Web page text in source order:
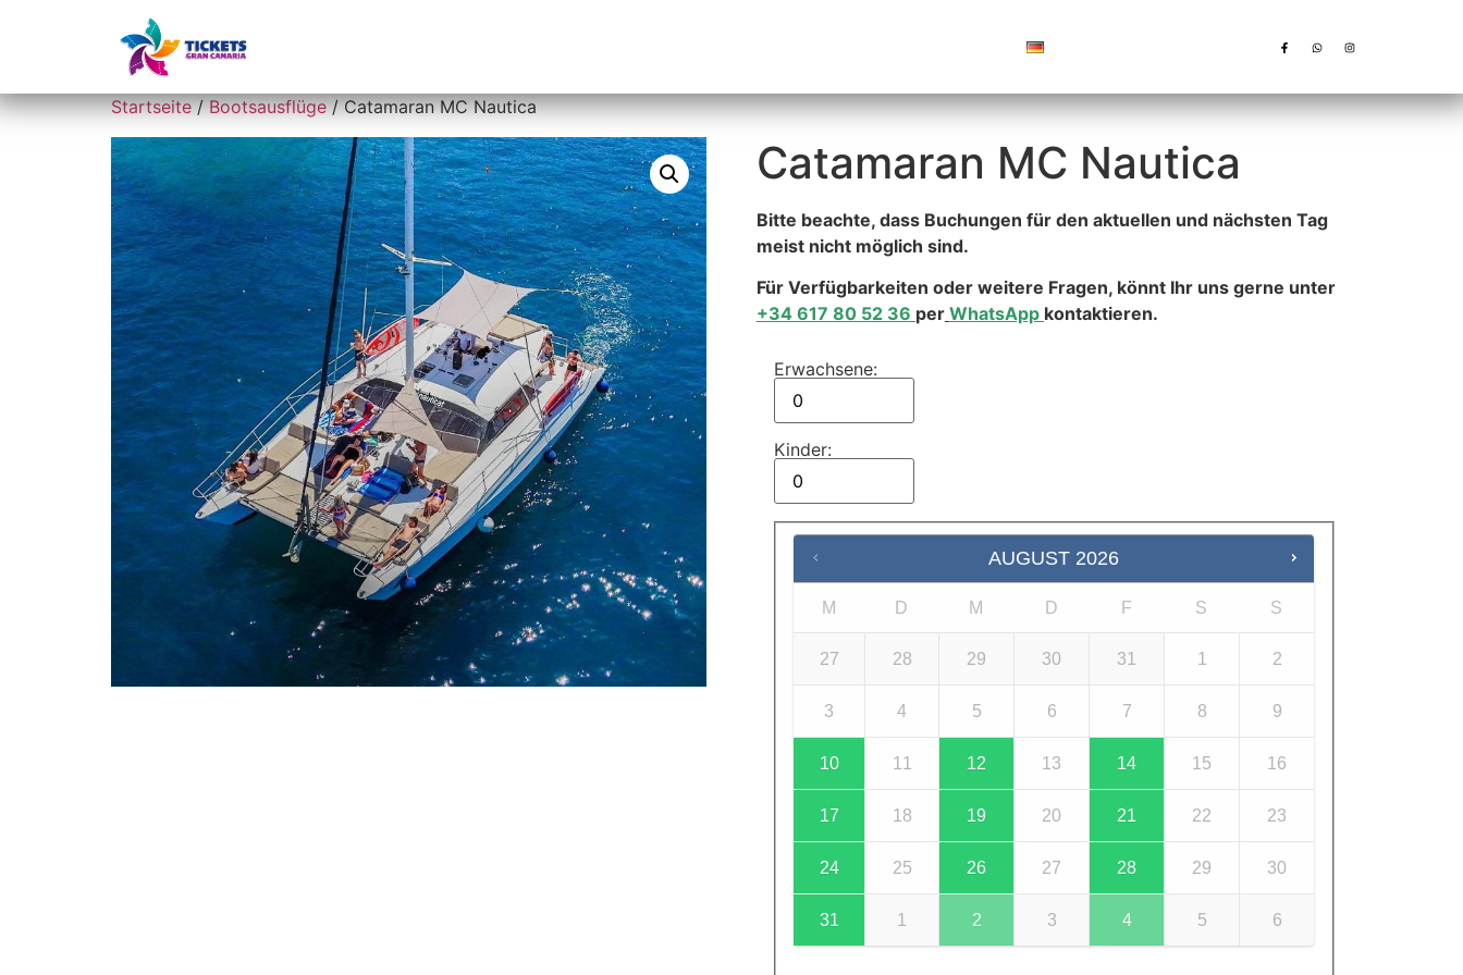
Startseite/Bootsausflüge/ Catamaran MC Nautica
Catamaran MC Nautica
Bitte beachte, dass Buchungen für den aktuellen und nächsten Tag
meist nicht möglich sind.
Für Verfügbarkeiten oder weitere Fragen, könnt Ihr uns gerne unter
+34 617 80 52 36 per WhatsApp kontaktieren.
Erwachsene:
Kinder:
AUGUST 2026
M D M D F S S
27 28 29 30 31 1 2
3 4 5 6 7 8 9
10 11 12 13 14 15 16
17 18 19 20 21 22 23
24 25 26 27 28 29 30
31 1 2 3 4 5 6